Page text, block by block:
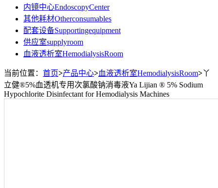
内镜中心EndoscopyCenter
其他耗材Otherconsumables
配套设备Supportingequipment
供应室supplyroom
血液透析室HemodialysisRoom
当前位置： 首页>产品中心>血液透析室HemodialysisRoom>丫
立健®5%血透机专用次氯酸钠消毒液Ya Lijian ® 5% Sodium
Hypochlorite Disinfectant for Hemodialysis Machines